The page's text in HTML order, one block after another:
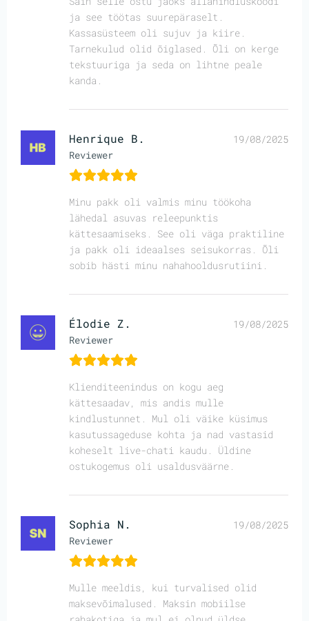
ja see töötas suurepäraselt.
Kassasüsteem oli sujuv ja kiire.
Tarnekulud olid õiglased. Õli on kerge
tekstuuriga ja seda on lihtne peale
kanda.
Henrique B.
Reviewer
19/08/2025
Minu pakk oli valmis minu töökoha
lähedal asuvas releepunktis
kättesaamiseks. See oli väga praktiline
ja pakk oli ideaalses seisukorras. Õli
sobib hästi minu nahahooldusrutiini.
Élodie Z.
Reviewer
19/08/2025
Klienditeenindus on kogu aeg
kättesaadav, mis andis mulle
kindlustunnet. Mul oli väike küsimus
kasutussageduse kohta ja nad vastasid
koheselt live-chati kaudu. Üldine
ostukogemus oli usaldusväärne.
Sophia N.
Reviewer
19/08/2025
Mulle meeldis, kui turvalised olid
maksevõimalused. Maksin mobiilse